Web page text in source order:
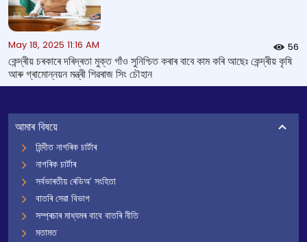
May 18, 2025 11:16 AM 56
কেন্দ্ৰীয় চৰকাৰে দৰিদ্ৰতা মুক্ত গাঁও সুনিশ্চিত কৰাৰ বাবে কাম কৰি আছেঃ কেন্দ্ৰীয় কৃষি
আৰু গ্ৰামোন্নয়ন মন্ত্ৰী শিৱৰাজ সিং চৌহান
আমাৰ বিষয়ে
হিন্দীত নাগৰিক চাৰ্টাৰ
নাগৰিক চাৰ্টাৰ
সৰ্বভাৰতীয় ৰেডিঅ’ সংহিতা
বাতৰি সেৱা বিভাগ
সম্প্ৰচাৰ মাধ্যমৰ বাবে বাতৰি নীতি
মতামত